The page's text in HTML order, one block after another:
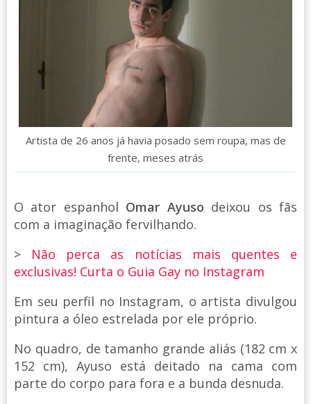
Artista de 26 anos já havia posado sem roupa, mas de
frente, meses atrás
O ator espanhol Omar Ayuso deixou os fãs
com a imaginação fervilhando.
> Não perca as notícias mais quentes e
exclusivas! Curta o Guia Gay no Instagram
Em seu perfil no Instagram, o artista divulgou
pintura a óleo estrelada por ele próprio.
No quadro, de tamanho grande aliás (182 cm x
152 cm), Ayuso está deitado na cama com
parte do corpo para fora e a bunda desnuda.